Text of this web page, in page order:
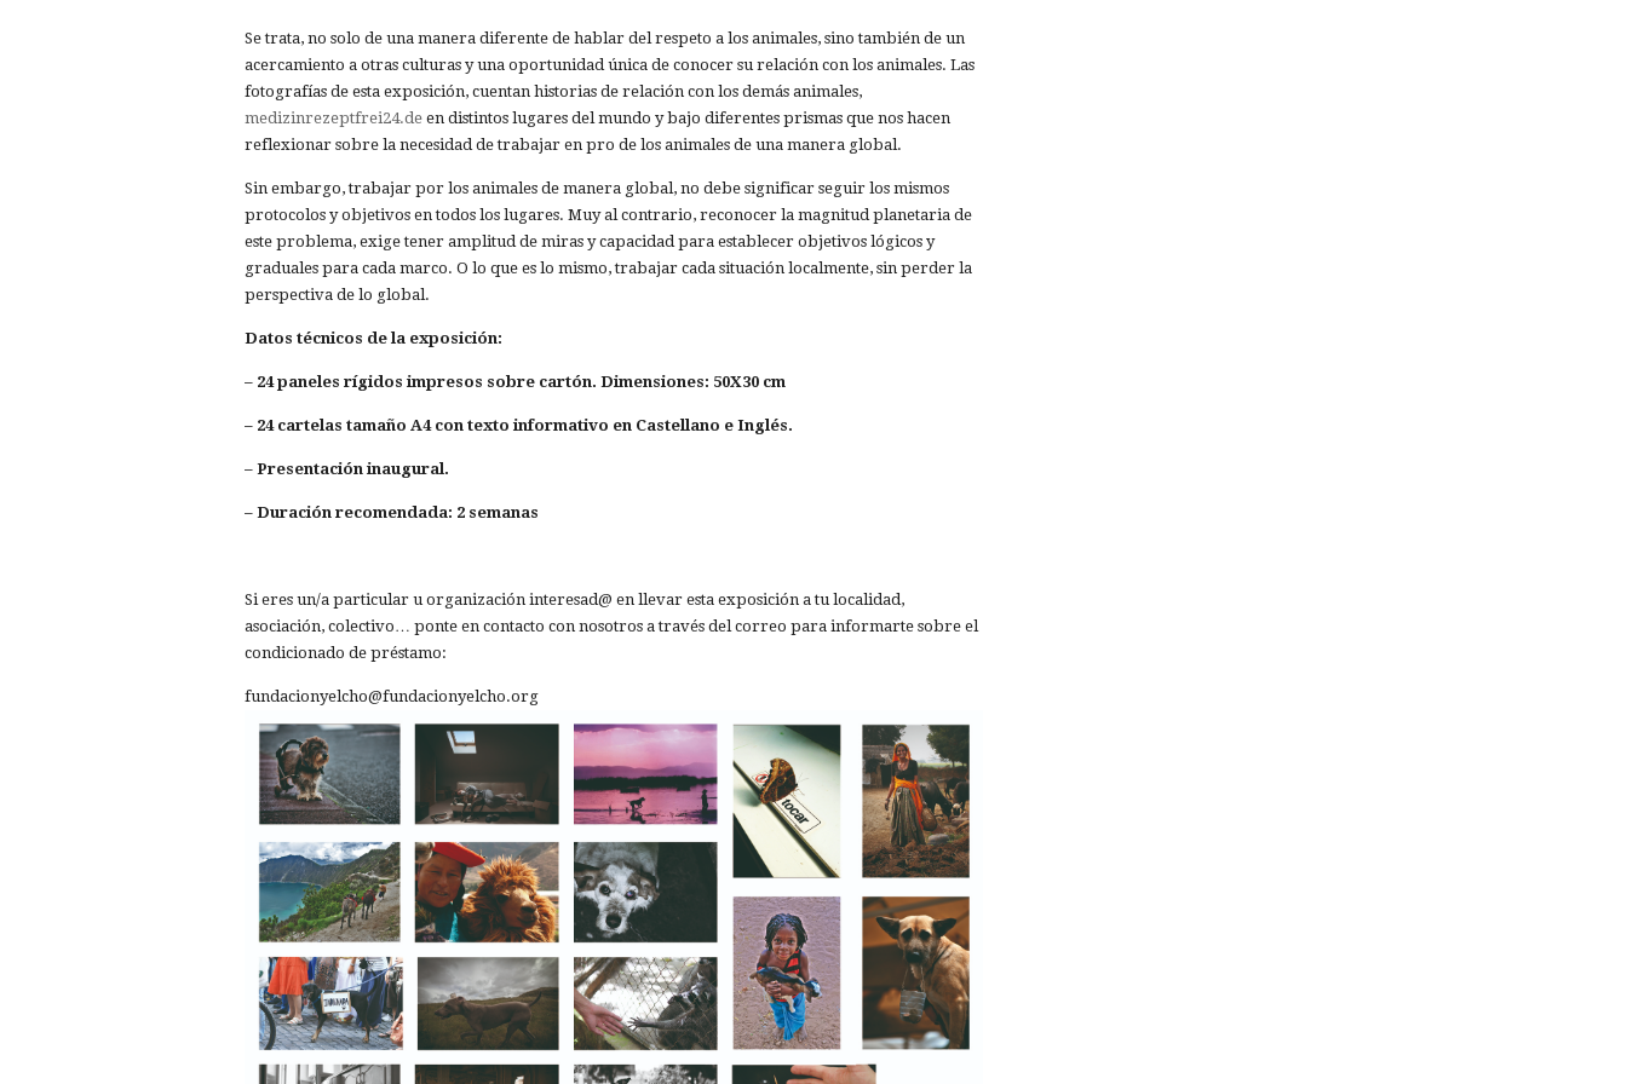
Se trata, no solo de una manera diferente de hablar del respeto a los animales, sino también de un
acercamiento a otras culturas y una oportunidad única de conocer su relación con los animales. Las
fotografías de esta exposición, cuentan historias de relación con los demás animales,
medizinrezeptfrei24.de en distintos lugares del mundo y bajo diferentes prismas que nos hacen
reflexionar sobre la necesidad de trabajar en pro de los animales de una manera global.
Sin embargo, trabajar por los animales de manera global, no debe significar seguir los mismos
protocolos y objetivos en todos los lugares. Muy al contrario, reconocer la magnitud planetaria de
este problema, exige tener amplitud de miras y capacidad para establecer objetivos lógicos y
graduales para cada marco. O lo que es lo mismo, trabajar cada situación localmente, sin perder la
perspectiva de lo global.
Datos técnicos de la exposición:
– 24 paneles rígidos impresos sobre cartón. Dimensiones: 50X30 cm
– 24 cartelas tamaño A4 con texto informativo en Castellano e Inglés.
– Presentación inaugural.
– Duración recomendada: 2 semanas
Si eres un/a particular u organización interesad@ en llevar esta exposición a tu localidad,
asociación, colectivo… ponte en contacto con nosotros a través del correo para informarte sobre el
condicionado de préstamo:
fundacionyelcho@fundacionyelcho.org